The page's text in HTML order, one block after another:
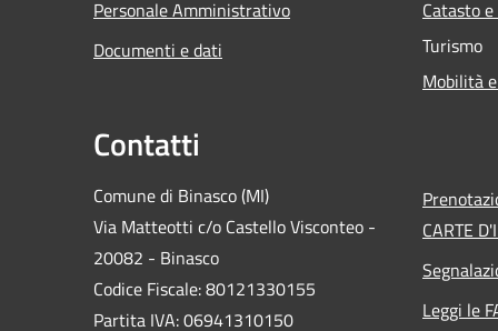
Personale Amministrativo
Documenti e dati
Catasto
Turismo
Mobilità
Contatti
Comune di Binasco (MI)
Via Matteotti c/o Castello Visconteo -
20082 - Binasco
Codice Fiscale: 80121330155
Partita IVA: 06941310150
CARTE
Leggi le